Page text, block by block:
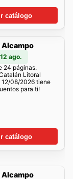
catálogo
Alcampo
ago.
24 páginas.
Litoral
08/2026 tiene
para ti!
catálogo
Alcampo